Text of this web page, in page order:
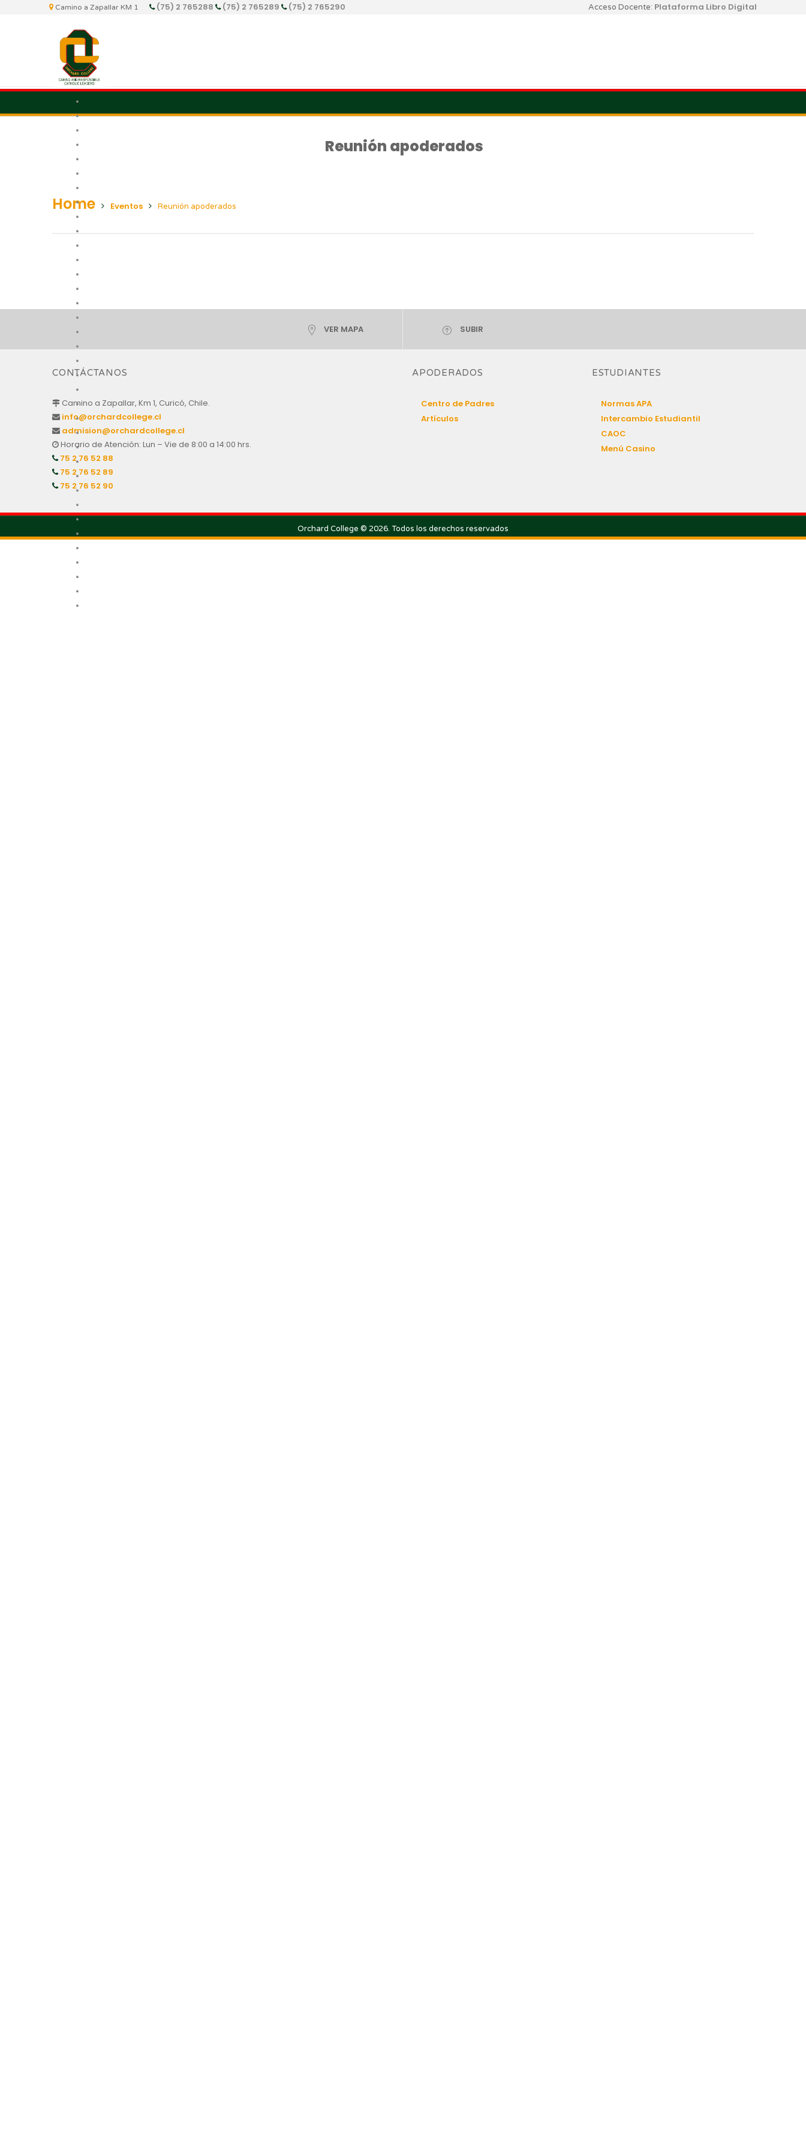
Camino a Zapallar KM 1 (75) 2 765288 (75) 2 765289 (75) 2 765290 Acceso Docente: Plataforma Libro Digital
Reunión apoderados
Home Eventos Reunión apoderados
VER MAPA SUBIR
CONTÁCTANOS
Camino a Zapallar, Km 1, Curicó, Chile.
info@orchardcollege.cl
admision@orchardcollege.cl
Horario de Atención: Lun – Vie de 8:00 a 14:00 hrs.
75 2 76 52 88
75 2 76 52 89
75 2 76 52 90
APODERADOS
Centro de Padres
Artículos
ESTUDIANTES
Normas APA
Intercambio Estudiantil
CAOC
Menú Casino
Orchard College © 2026. Todos los derechos reservados